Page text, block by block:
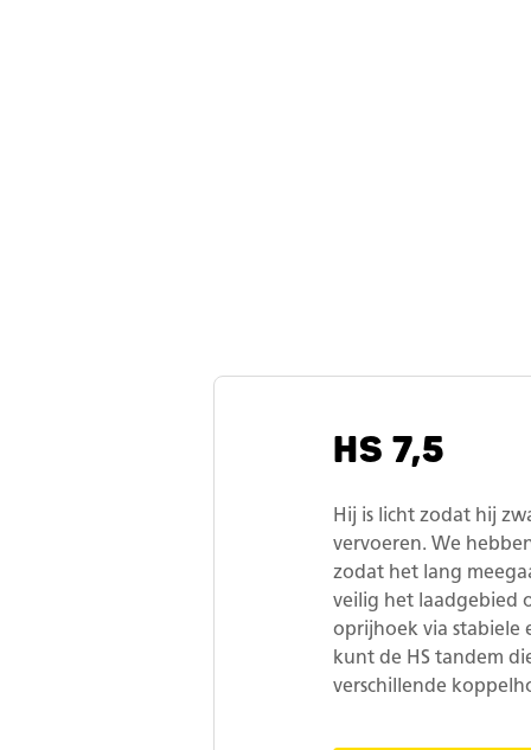
HS 7,5
Hij is licht zodat hij
vervoeren. We
zodat het lang
veilig het laadgebied
oprijhoek via stabiele
kunt de HS tandem
verschillende